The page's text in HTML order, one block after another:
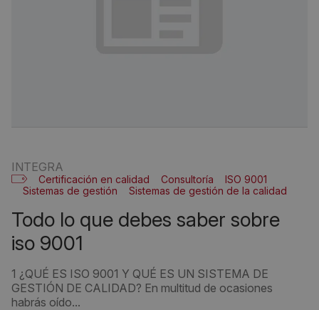
INTEGRA
Certificación en calidad Consultoría
ISO 9001
Sistemas de gestión
Sistemas de gestión de la calidad
todo lo que debes saber sobre
iso 9001
1 ¿QUÉ ES ISO 9001 Y QUÉ ES UN SISTEMA DE
GESTIÓN DE CALIDAD? En multitud de ocasiones
habrás oído...